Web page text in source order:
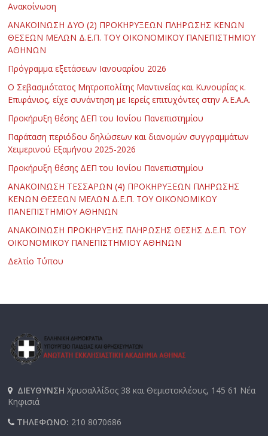
Ανακοίνωση
ΑΝΑΚΟΙΝΩΣΗ ΔΥΟ (2) ΠΡΟΚΗΡΥΞΕΩΝ ΠΛΗΡΩΣΗΣ ΚΕΝΩΝ
ΘΕΣΕΩΝ ΜΕΛΩΝ Δ.Ε.Π. ΤΟΥ ΟΙΚΟΝΟΜΙΚΟΥ ΠΑΝΕΠΙΣΤΗΜΙΟΥ
ΑΘΗΝΩΝ
Πρόγραμμα εξετάσεων Ιανουαρίου 2026
Ο Σεβασμιότατος Μητροπολίτης Μαντινείας και Κυνουρίας κ.
Επιφάνιος, είχε συνάντηση με Ιερείς επιτυχόντες στην Α.Ε.Α.Α.
Προκήρυξη θέσης ΔΕΠ του Ιονίου Πανεπιστημίου
Παράταση περιόδου δηλώσεων και διανομών συγγραμμάτων
Χειμερινού Εξαμήνου 2025-2026
Προκήρυξη θέσης ΔΕΠ του Ιονίου Πανεπιστημίου
ΑΝΑΚΟΙΝΩΣΗ ΤΕΣΣΑΡΩΝ (4) ΠΡΟΚΗΡΥΞΕΩΝ ΠΛΗΡΩΣΗΣ
ΚΕΝΩΝ ΘΕΣΕΩΝ ΜΕΛΩΝ Δ.Ε.Π. ΤΟΥ ΟΙΚΟΝΟΜΙΚΟΥ
ΠΑΝΕΠΙΣΤΗΜΙΟΥ ΑΘΗΝΩΝ
ΑΝΑΚΟΙΝΩΣΗ ΠΡΟΚΗΡΥΞΗΣ ΠΛΗΡΩΣΗΣ ΘΕΣΗΣ Δ.Ε.Π. ΤΟΥ
ΟΙΚΟΝΟΜΙΚΟΥ ΠΑΝΕΠΙΣΤΗΜΙΟΥ ΑΘΗΝΩΝ
Δελτίο Τύπου
ΔΙΕΥΘΥΝΣΗΧρυσαλλίδος 38 και Θεμιστοκλέους, 145 61 Νέα
Κηφισιά
ΤΗΛΕΦΩΝΟ: 210 8070686